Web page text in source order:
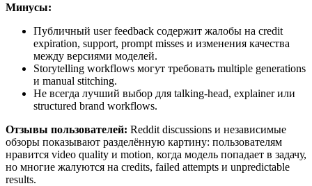
Минусы:
Публичный user feedback содержит жалобы на credit
expiration, support, prompt misses и изменения качества
между версиями моделей.
Storytelling workflows могут требовать multiple generations
и manual stitching.
Не всегда лучший выбор для talking-head, explainer или
structured brand workflows.
Отзывы пользователей: Reddit discussions и независимые
обзоры показывают разделённую картину: пользователям
нравится video quality и motion, когда модель попадает в задачу,
но многие жалуются на credits, failed attempts и unpredictable
results.